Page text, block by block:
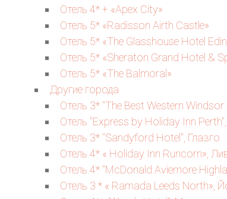
Отель 4* + «Apex City»
Отель 5* «Radisson Airth Castle»
Отель 5* «The Glasshouse Hotel
Отель 5* «Sheraton Grand Hotel &
Отель 5* «The Balmoral»
Другие города
Отель 3* "The Best Western
Отель "Express by Holiday Inn
Отель 3* "Sandyford Hotel", Глазго
Отель 4* « Holiday Inn Runcorn»,
Отель 4* "McDonald Aviemore
Отель 3 * « Ramada Leeds North»,